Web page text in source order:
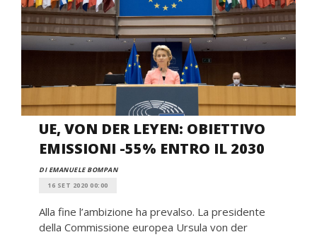
UE, VON DER LEYEN: OBIETTIVO
EMISSIONI -55% ENTRO IL 2030
DI EMANUELE BOMPAN
16 SET 2020 00:00
Alla fine l’ambizione ha prevalso. La presidente
della Commissione europea Ursula von der